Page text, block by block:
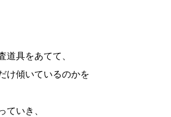
道具をあてて、
け傾いているのかを
ていき、